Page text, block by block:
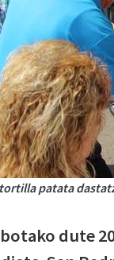
patata
dute